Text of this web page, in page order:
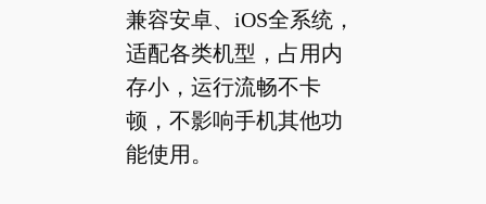
兼容安卓、iOS全系统，
适配各类机型，占用内
存小，运行流畅不卡
顿，不影响手机其他功
能使用。